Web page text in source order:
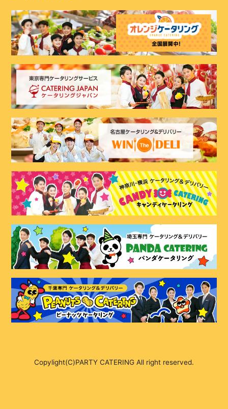
Copylight(C)PARTY CATERING All right reserved.